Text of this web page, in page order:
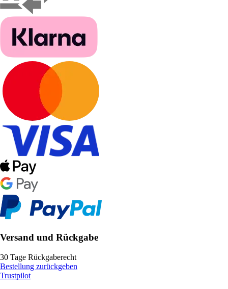
Versand und Rückgabe
30 Tage Rückgaberecht
Bestellung zurückgeben
Trustpilot